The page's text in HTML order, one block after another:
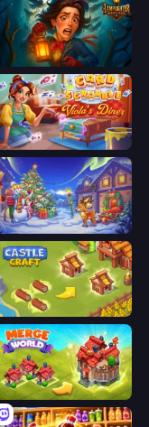
Lamplighter: Merge & Magic
Card Scramble: Viola's Diner
Snow Farm Happy New Year
Castle Craft
Merge World